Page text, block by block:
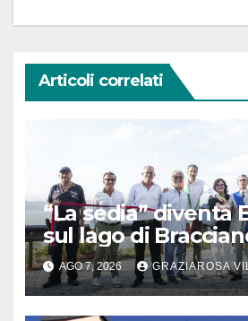
Articoli correlati
“La sedia” diventa
sul lago di
l’inaugurazione
AGO 7, 2026 GRAZIAROSA